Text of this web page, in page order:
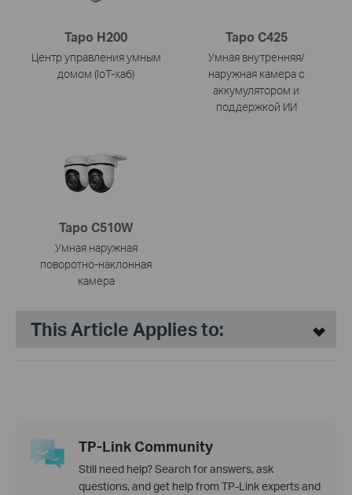
Tapo H200
Центр управления умным
домом (IoT-хаб)
Tapo C425
Умная внутренняя/
наружная камера с
аккумулятором и
поддержкой ИИ
Tapo C510W
Умная наружная
поворотно-наклонная
камера
This Article Applies to:
TP-Link Community
Still need help? Search for answers, ask
questions, and get help from TP-Link experts and